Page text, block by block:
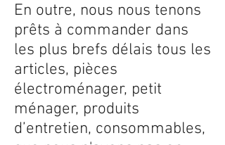
En outre, nous nous tenons
prêts à commander dans
les plus brefs délais tous les
articles, pièces
électroménager, petit
ménager, produits
d’entretien, consommables,